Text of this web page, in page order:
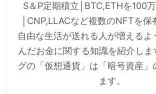
S＆P定期積立│BTC,ETHを100
│CNP,LLACなど複数のNFTを
自由な生活が送れる人が増えるよ
んだお金に関する知識を紹介しま
グの「仮想通貨」は「暗号資産」
ます。